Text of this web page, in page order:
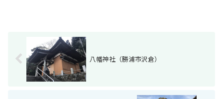
八幡神社（勝浦市沢倉）